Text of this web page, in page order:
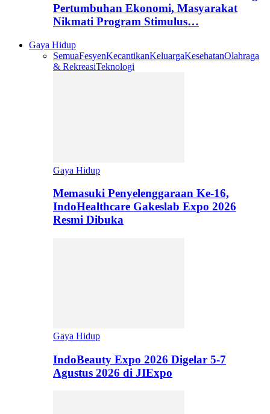
Pertumbuhan Ekonomi, Masyarakat
Nikmati Program Stimulus…
Gaya Hidup
SemuaFesyenKecantikanKeluargaKesehatanOlahraga
& RekreasiTeknologi
Gaya Hidup
Memasuki Penyelenggaraan Ke-16,
IndoHealthcare Gakeslab Expo 2026
Resmi Dibuka
Gaya Hidup
IndoBeauty Expo 2026 Digelar 5-7
Agustus 2026 di JIExpo